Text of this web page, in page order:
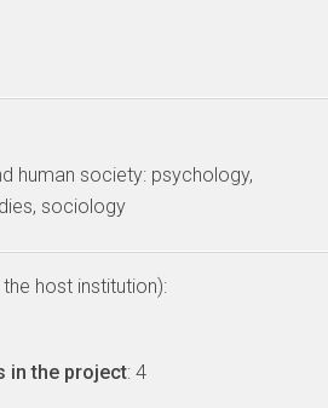
human society: psychology,
sociology
host institution):
in the project: 4